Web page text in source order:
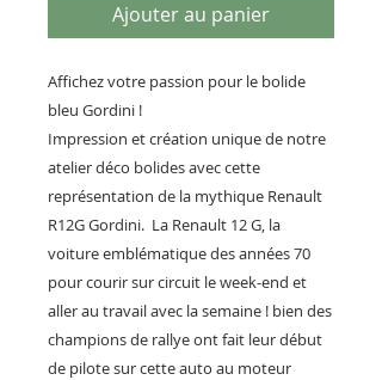
Ajouter au panier
Affichez votre passion pour le bolide
bleu Gordini !
Impression et création unique de notre
atelier déco bolides avec cette
représentation de la mythique Renault
R12G Gordini. La Renault 12 G, la
voiture emblématique des années 70
pour courir sur circuit le week-end et
aller au travail avec la semaine ! bien des
champions de rallye ont fait leur début
de pilote sur cette auto au moteur